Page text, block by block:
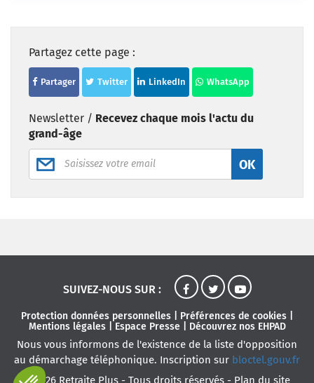
Partagez cette page :
Partager Twitter LinkedIn WhatsApp
Newsletter / Recevez chaque mois l'actu du
grand-âge
OK
SUIVEZ-NOUS SUR :
Protection données personnelles Préférences de cookies
Mentions légales| Espace Presse| Découvrez nos EHPAD
Nous vous informons de l'existence de la liste d'opposition
au démarchage téléphonique. Inscription sur bloctel.gouv.fr
© 2026 Retraite Plus - Tous droits réservés - Plan du site